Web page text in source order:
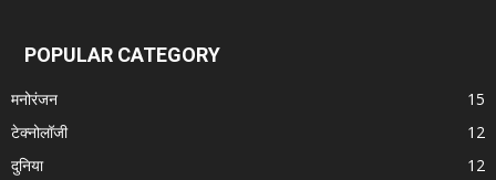
POPULAR CATEGORY
मनोरंजन
15
टेक्नोलॉजी
12
दुनिया
12